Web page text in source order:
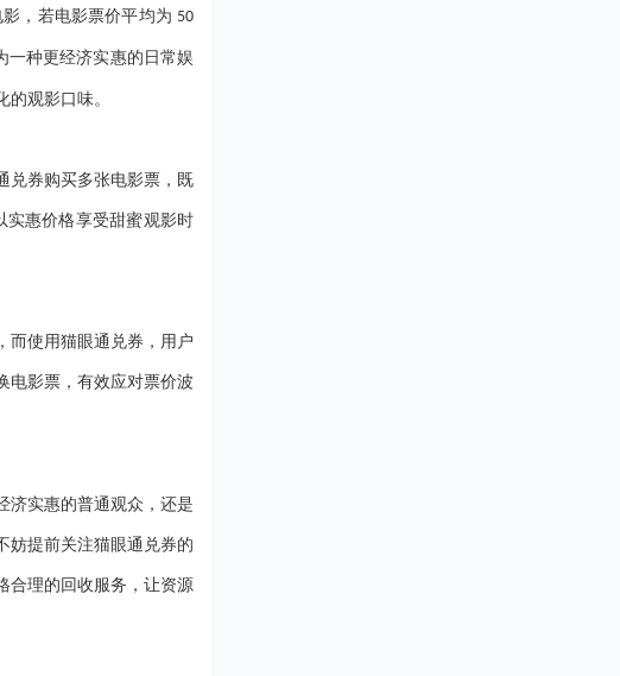
，若电影票价平均为 50
一种更经济实惠的日常娱
观影口味。
兑券购买多张电影票，既
实惠价格享受甜蜜观影时
而使用猫眼通兑券，用户
电影票，有效应对票价波
济实惠的普通观众，还是
妨提前关注猫眼通兑券的
合理的回收服务，让资源